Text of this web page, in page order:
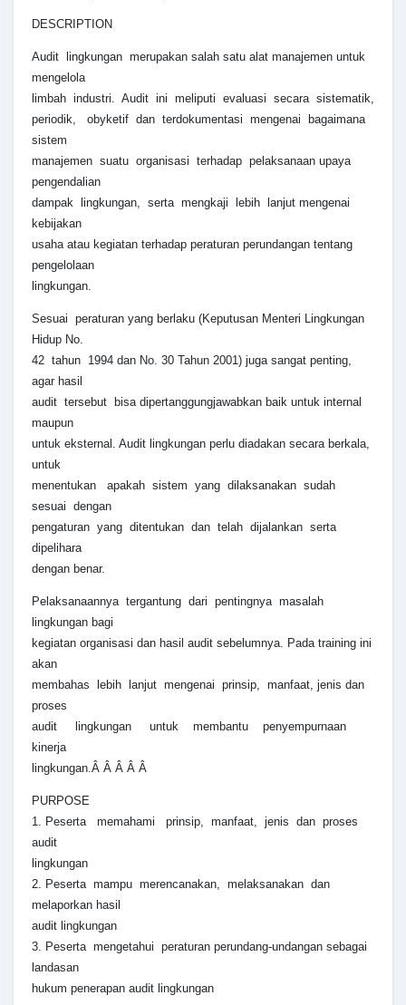
DESCRIPTION
Audit lingkungan merupakan salah satu alat manajemen untuk
mengelola
limbah industri. Audit ini meliputi evaluasi secara sistematik,
periodik, obyketif dan terdokumentasi mengenai bagaimana
sistem
manajemen suatu organisasi terhadap pelaksanaan upaya
pengendalian
dampak lingkungan, serta mengkaji lebih lanjut mengenai
kebijakan
usaha atau kegiatan terhadap peraturan perundangan tentang
pengelolaan
lingkungan.
Sesuai peraturan yang berlaku (Keputusan Menteri Lingkungan
Hidup No.
42 tahun 1994 dan No. 30 Tahun 2001) juga sangat penting,
agar hasil
audit tersebut bisa dipertanggungjawabkan baik untuk internal
maupun
untuk eksternal. Audit lingkungan perlu diadakan secara berkala,
untuk
menentukan apakah sistem yang dilaksanakan sudah
sesuai dengan
pengaturan yang ditentukan dan telah dijalankan serta
dipelihara
dengan benar.
Pelaksanaannya tergantung dari pentingnya masalah
lingkungan bagi
kegiatan organisasi dan hasil audit sebelumnya. Pada training ini
akan
membahas lebih lanjut mengenai prinsip, manfaat, jenis dan
proses
audit lingkungan untuk membantu penyempurnaan
kinerja
lingkungan.Â Â Â Â Â
PURPOSE
1. Peserta memahami prinsip, manfaat, jenis dan proses
audit
lingkungan
2. Peserta mampu merencanakan, melaksanakan dan
melaporkan hasil
audit lingkungan
3. Peserta mengetahui peraturan perundang-undangan sebagai
landasan
hukum penerapan audit lingkungan